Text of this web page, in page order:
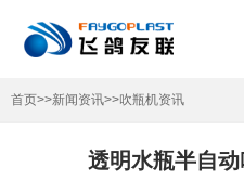
首页>>新闻资讯>>吹瓶机资讯
透明水瓶半自